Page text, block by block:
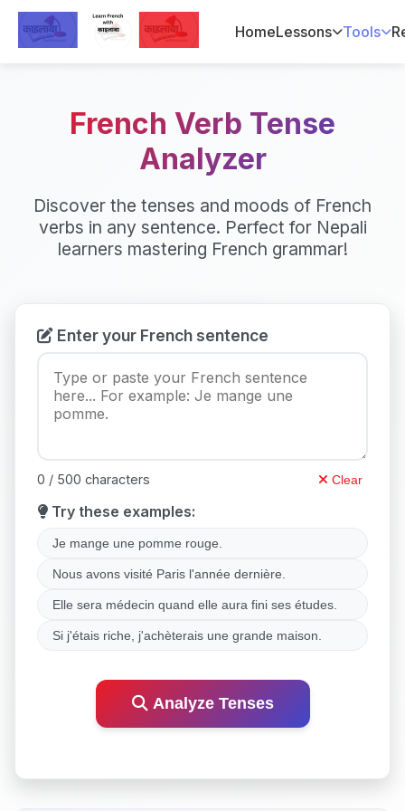
HomeLessons Tools
French Verb Tense
Analyzer
Discover the tenses and moods of French
verbs in any sentence. Perfect for Nepali
learners mastering French grammar!
Enter your French sentence
0 / 500 characters Clear
Try these examples:
Je mange une pomme rouge.
Nous avons visité Paris l'année dernière.
Elle sera médecin quand elle aura fini ses études.
Si j'étais riche, j'achèterais une grande maison.
Analyze Tenses